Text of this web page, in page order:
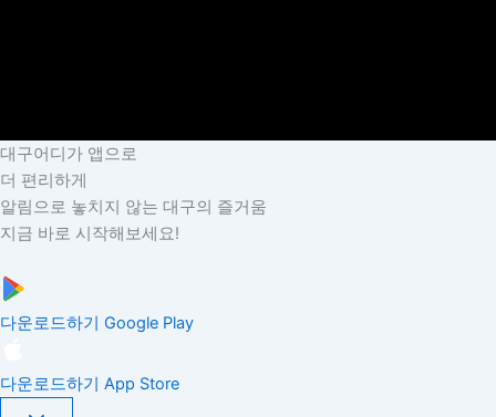
대구어디가 앱으로
더 편리하게
알림으로 놓치지 않는 대구의 즐거움
지금 바로 시작해보세요!
다운로드하기 Google Play
다운로드하기 App Store